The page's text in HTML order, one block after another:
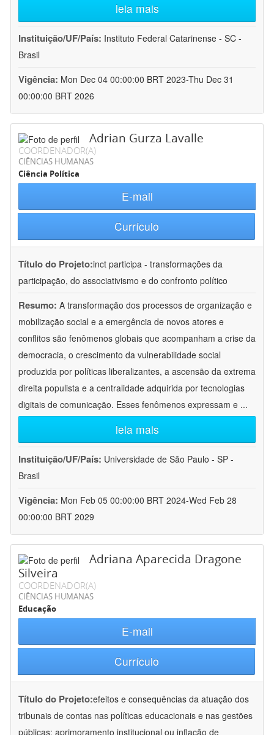
leia mais
Instituição/UF/País: Instituto Federal Catarinense - SC -
Brasil
Vigência: Mon Dec 04 00:00:00 BRT 2023-Thu Dec 31
00:00:00 BRT 2026
Adrian Gurza Lavalle
COORDENADOR(A)
CIÊNCIAS HUMANAS
Ciência Política
E-mail
Currículo
Título do Projeto:inct participa - transformações da
participação, do associativismo e do confronto político
Resumo: A transformação dos processos de organização e
mobilização social e a emergência de novos atores e
conflitos são fenômenos globais que acompanham a crise da
democracia, o crescimento da vulnerabilidade social
produzida por políticas liberalizantes, a ascensão da extrema
direita populista e a centralidade adquirida por tecnologias
digitais de comunicação. Esses fenômenos expressam e ...
leia mais
Instituição/UF/País: Universidade de São Paulo - SP -
Brasil
Vigência: Mon Feb 05 00:00:00 BRT 2024-Wed Feb 28
00:00:00 BRT 2029
Adriana Aparecida Dragone
Silveira
COORDENADOR(A)
CIÊNCIAS HUMANAS
Educação
E-mail
Currículo
Título do Projeto:efeitos e consequências da atuação dos
tribunais de contas nas políticas educacionais e nas gestões
públicas: aprimoramento institucional ou inflação de